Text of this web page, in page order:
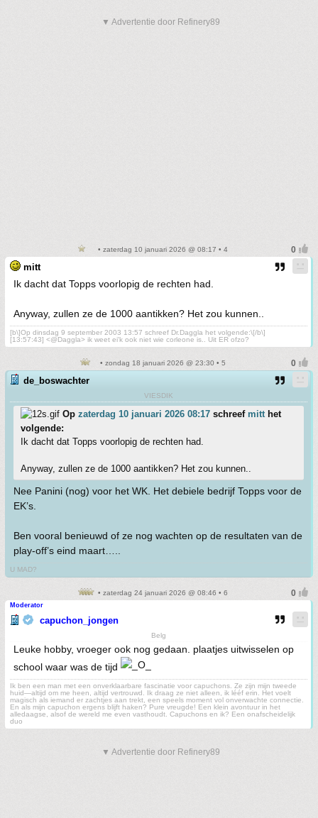
▼ Advertentie door Refinery89
• zaterdag 10 januari 2026 @ 08:17 • 4
mitt
Ik dacht dat Topps voorlopig de rechten had.
Anyway, zullen ze de 1000 aantikken? Het zou kunnen..
[b\]Op dinsdag 9 september 2003 13:57 schreef Dr.Daggla het volgende:\[/b\]
[13:57:43] <@Daggla> ik weet ei'k ook niet wie corleone is.. Uit ER ofzo?
• zondag 18 januari 2026 @ 23:30 • 5
de_boswachter
VIESDIK
Op zaterdag 10 januari 2026 08:17 schreef mitthet
volgende:
Ik dacht dat Topps voorlopig de rechten had.
Anyway, zullen ze de 1000 aantikken? Het zou kunnen..
Nee Panini (nog) voor het WK. Het debiele bedrijf Topps voor de
EK’s.
Ben vooral benieuwd of ze nog wachten op de resultaten van de
play-off’s eind maart…..
U MAD?
• zaterdag 24 januari 2026 @ 08:46 • 6
Moderator
capuchon_jongen
Belg
Leuke hobby, vroeger ook nog gedaan. plaatjes uitwisselen op
school waar was de tijd
Ik ben een man met een onverklaarbare fascinatie voor capuchons. Ze zijn mijn tweede
huid—altijd om me heen, altijd vertrouwd. Ik draag ze niet alleen, ik lééf erin. Het voelt
magisch als iemand er zachtjes aan trekt, een speels moment vol onverwachte connectie.
En als mijn capuchon ergens blijft haken? Pure vreugde! Een klein avontuur in het
alledaagse, alsof de wereld me even vasthoudt. Capuchons en ik? Een onafscheidelijk
duo
▼ Advertentie door Refinery89